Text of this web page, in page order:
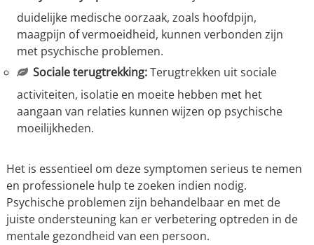
duidelijke medische oorzaak, zoals hoofdpijn,
maagpijn of vermoeidheid, kunnen verbonden zijn
met psychische problemen.
Sociale terugtrekking:Terugtrekken uit sociale
activiteiten, isolatie en moeite hebben met het
aangaan van relaties kunnen wijzen op psychische
moeilijkheden.
Het is essentieel om deze symptomen serieus te nemen
en professionele hulp te zoeken indien nodig.
Psychische problemen zijn behandelbaar en met de
juiste ondersteuning kan er verbetering optreden in de
mentale gezondheid van een persoon.